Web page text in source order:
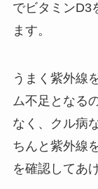
でビタミンD3
ます。
うまく紫外線
ム不足となる
なく、クル病
ちんと紫外線
を確認してあ